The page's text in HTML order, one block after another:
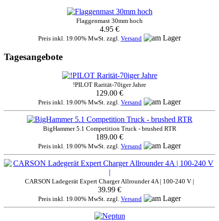
Flaggenmast 30mm hoch
4.95 €
Preis inkl. 19.00% MwSt. zzgl. Versand
Tagesangebote
!PILOT Rarität-70iger Jahre
129.00 €
Preis inkl. 19.00% MwSt. zzgl. Versand
BigHammer 5.1 Competition Truck - brushed RTR
189.00 €
Preis inkl. 19.00% MwSt. zzgl. Versand
CARSON Ladegerät Expert Charger Allrounder 4A | 100-240 V |
39.99 €
Preis inkl. 19.00% MwSt. zzgl. Versand